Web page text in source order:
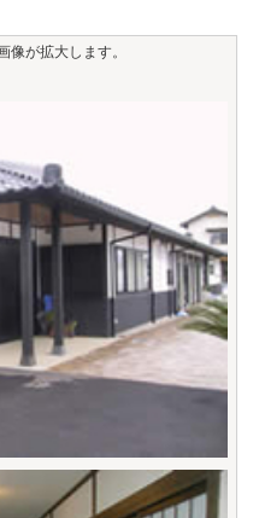
像が拡大します。